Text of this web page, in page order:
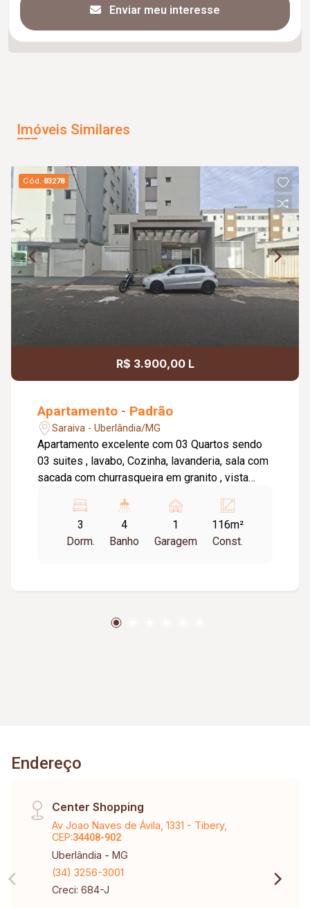
Enviar meu interesse
Imóveis Similares
Cód. 83278
R$ 3.900,00 L
Apartamento - Padrão
Saraiva - Uberlândia/MG
Apartamento excelente com 03 Quartos sendo
03 suites , lavabo, Cozinha, lavanderia, sala com
sacada com churrasqueira em granito , vista
Piso : Porcenalato, o condomínio oferece
elevador, salão de festas .
3
Dorm.
4
Banho
1
Garagem
116m²
Const.
Endereço
Center Shopping
Av Joao Naves de Ávila, 1331 - Tibery,
CEP:34408-902
Uberlândia - MG
(34) 3256-3001
Creci: 684-J